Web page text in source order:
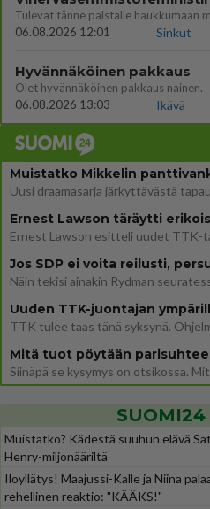
06.08.2026 12:01
Sinkut
Hyvännäköinen pakkaus
Olet hyvännäköinen pakkaus nainen.
06.08.2026 13:03
Ikävä
Muistatko Mikkelin
Mitä tuot pöytään
Muistatko? Kädestä suuhun elävä
Henry-miljonääriltä
Iloyllätys! Maajussi-Kalle ja Niina
rehellinen reaktio: "KÄÄKS!"